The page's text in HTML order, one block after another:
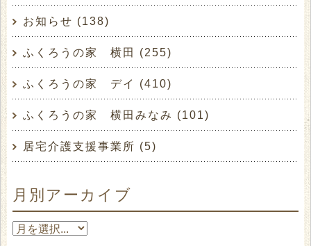
中には涙を流して喜んで下さる利用者さまもい
らっしゃいました。
コロナ禍で我慢の多い日常ではありますが、
て感じた時間でした。
広瀬さん、今日は素敵な時間をありがとうござ
いました！
≪追記≫
ひまわり館さんのブログにもこの様子が載って
お知らせ (138)
ふくろうの家 横田 (255)
ふくろうの家 デイ (410)
ふくろうの家 横田みなみ (101)
居宅介護支援事業所 (5)
月別アーカイブ